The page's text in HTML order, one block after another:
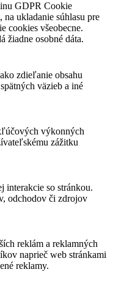
GDPR Cookie
na ukladanie súhlasu pre
cookies všeobecne.
žiadne osobné dáta.
zdieľanie obsahu
väzieb a iné
výkonných
zážitku
interakcie so stránkou.
odchodov či zdrojov
reklám a reklamných
naprieč web stránkami
reklamy.